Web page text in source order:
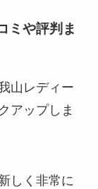
ミや評判ま
山レディー
アップしま
しく非常に